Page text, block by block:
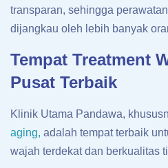
transparan, sehingga
dijangkau oleh lebih banyak
Tempat Treatment
Pusat Terbaik
Klinik Utama Pandawa,
aging, adalah tempat terbaik
wajah terdekat dan berkualitas